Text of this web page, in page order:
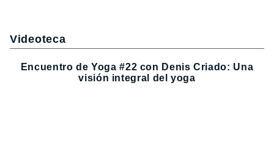
Videoteca
Encuentro de Yoga #22 con Denis Criado: Una
visión integral del yoga